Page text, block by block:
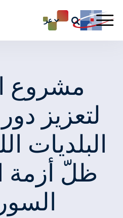
عر
مشروع
لتعزيز
البلديات
ظلّ أزمة